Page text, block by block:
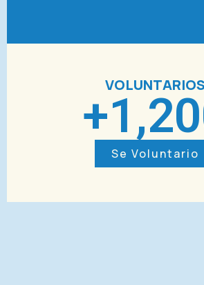
VOLUNTARIOS
+
Se Voluntario